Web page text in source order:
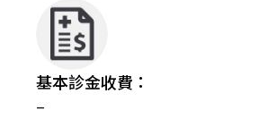
基本診金收費：
–